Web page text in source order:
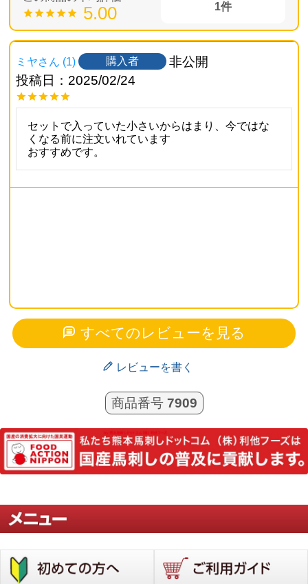
5.00 1
ミヤ 1 購入者
非公開
投稿日
2025/02/24
セットで入っていた小さいからはまり、今ではな
くなる前に注文いれています
おすすめです。
すべてのレビューを見る
レビューを書く
商品番号 7909